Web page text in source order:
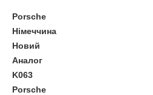
Porsche
Німеччина
Новий
Аналог
K063
Porsche